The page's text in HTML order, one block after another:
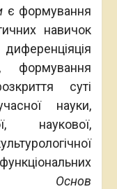
є формування
навичок
формування
суті
науки,
наукової,
Основ